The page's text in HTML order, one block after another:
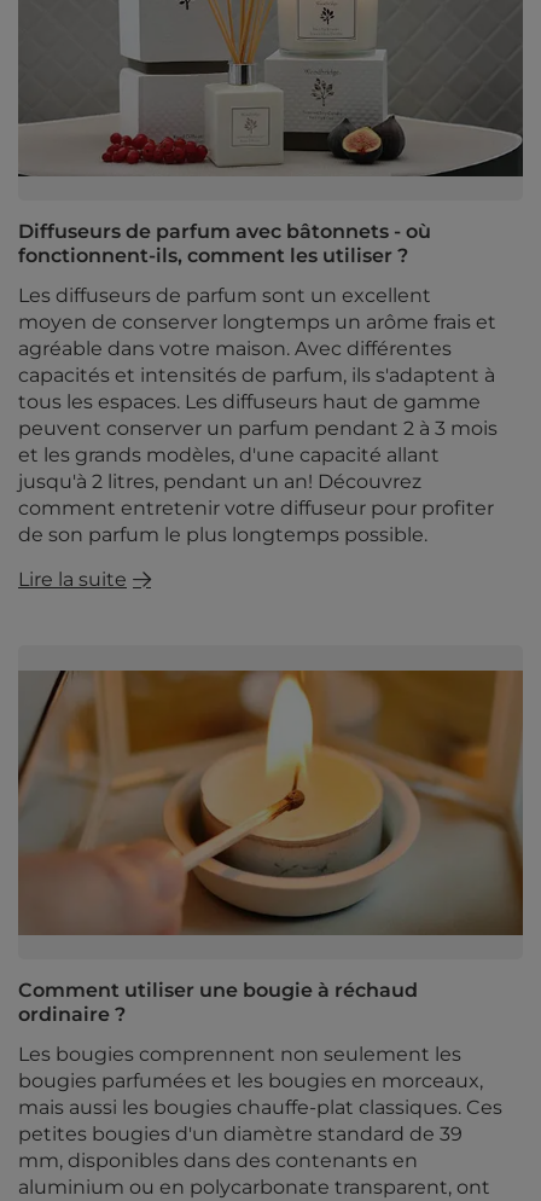
Diffuseurs de parfum avec bâtonnets - où
fonctionnent-ils, comment les utiliser ?
Les diffuseurs de parfum sont un excellent
moyen de conserver longtemps un arôme frais et
agréable dans votre maison. Avec différentes
capacités et intensités de parfum, ils s'adaptent à
tous les espaces. Les diffuseurs haut de gamme
peuvent conserver un parfum pendant 2 à 3 mois
et les grands modèles, d'une capacité allant
jusqu'à 2 litres, pendant un an! Découvrez
comment entretenir votre diffuseur pour profiter
de son parfum le plus longtemps possible.
Lire la suite
Comment utiliser une bougie à réchaud
ordinaire ?
Les bougies comprennent non seulement les
bougies parfumées et les bougies en morceaux,
mais aussi les bougies chauffe-plat classiques. Ces
petites bougies d'un diamètre standard de 39
mm, disponibles dans des contenants en
aluminium ou en polycarbonate transparent, ont